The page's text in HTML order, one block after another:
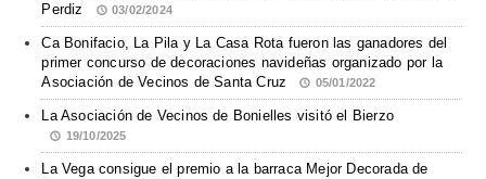
Perdiz
03/02/2024
Ca Bonifacio, La Pila y La Casa Rota fueron las ganadores del
primer concurso de decoraciones navideñas organizado por la
Asociación de Vecinos de Santa Cruz
05/01/2022
La Asociación de Vecinos de Bonielles visitó el Bierzo
19/10/2025
La Vega consigue el premio a la barraca Mejor Decorada de